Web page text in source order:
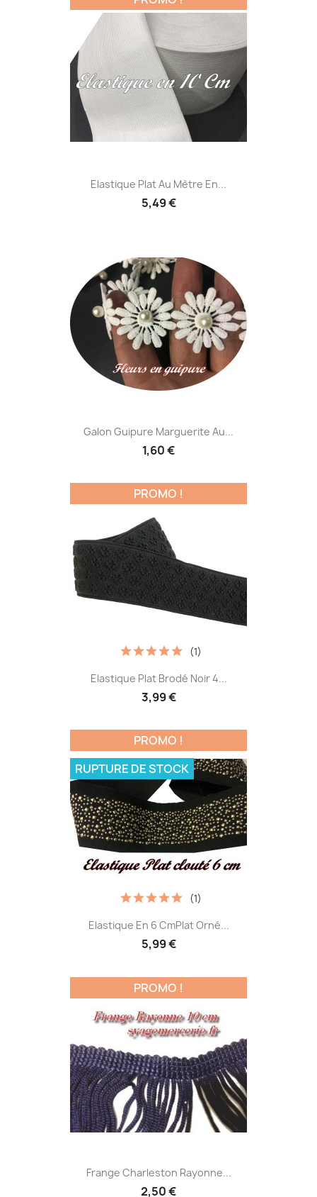
Elastique Plat Au Mètre En...
5,49 €
Galon Guipure Marguerite Au...
1,60 €
Elastique Plat Brodé Noir 4...
3,99 €
(1)
PROMO !
Elastique En 6 CmPlat Orné...
5,99 €
(1)
PROMO !
RUPTURE DE STOCK
Frange Charleston Rayonne...
2,50 €
PROMO !